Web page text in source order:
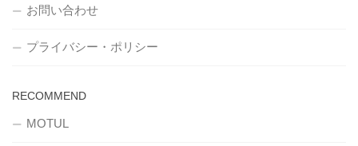
お問い合わせ
プライバシー・ポリシー
RECOMMEND
MOTUL